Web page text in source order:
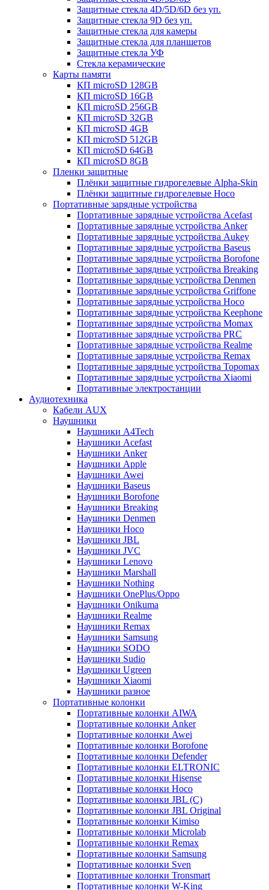
Защитные стекла 4D/5D/6D без уп.
Защитные стекла 9D без уп.
Защитные стекла для камеры
Защитные стекла для планшетов
Защитные стекла УФ
Стекла керамические
Карты памяти
КП microSD 128GB
КП microSD 16GB
КП microSD 256GB
КП microSD 32GB
КП microSD 4GB
КП microSD 512GB
КП microSD 64GB
КП microSD 8GB
Пленки защитные
Плёнки защитные гидрогелевые Alpha-Skin
Плёнки защитные гидрогелевые Hoco
Портативные зарядные устройства
Портативные зарядные устройства Acefast
Портативные зарядные устройства Anker
Портативные зарядные устройства Aukey
Портативные зарядные устройства Baseus
Портативные зарядные устройства Borofone
Портативные зарядные устройства Breaking
Портативные зарядные устройства Denmen
Портативные зарядные устройства Griffone
Портативные зарядные устройства Hoco
Портативные зарядные устройства Keephone
Портативные зарядные устройства Momax
Портативные зарядные устройства PRC
Портативные зарядные устройства Realme
Портативные зарядные устройства Remax
Портативные зарядные устройства Topomax
Портативные зарядные устройства Xiaomi
Портативные электростанции
Аудиотехника
Кабели AUX
Наушники
Наушники A4Tech
Наушники Acefast
Наушники Anker
Наушники Apple
Наушники Awei
Наушники Baseus
Наушники Borofone
Наушники Breaking
Наушники Denmen
Наушники Hoco
Наушники JBL
Наушники JVC
Наушники Lenovo
Наушники Marshall
Наушники Nothing
Наушники OnePlus/Oppo
Наушники Onikuma
Наушники Realme
Наушники Remax
Наушники Samsung
Наушники SODO
Наушники Sudio
Наушники Ugreen
Наушники Xiaomi
Наушники разное
Портативные колонки
Портативные колонки AIWA
Портативные колонки Anker
Портативные колонки Awei
Портативные колонки Borofone
Портативные колонки Defender
Портативные колонки ELTRONIC
Портативные колонки Hisense
Портативные колонки Hoco
Портативные колонки JBL (C)
Портативные колонки JBL Original
Портативные колонки Kimiso
Портативные колонки Microlab
Портативные колонки Remax
Портативные колонки Samsung
Портативные колонки Sven
Портативные колонки Tronsmart
Портативные колонки W-King